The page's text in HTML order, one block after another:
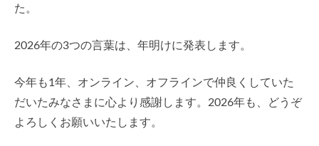
た。
2026年の3つの言葉は、年明けに発表します。
今年も1年、オンライン、オフラインで仲良くしていた
だいたみなさまに心より感謝します。2026年も、どうぞ
よろしくお願いいたします。